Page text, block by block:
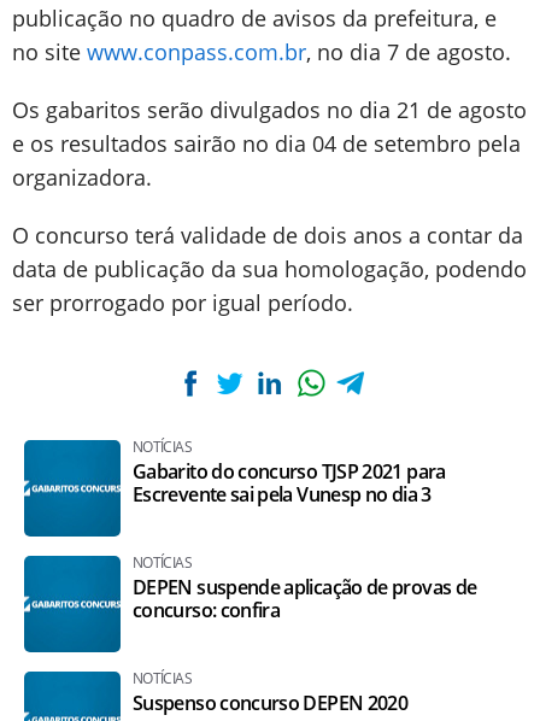
publicação no quadro de avisos da prefeitura, e
no site www.conpass.com.br, no dia 7 de agosto.
Os gabaritos serão divulgados no dia 21 de agosto
e os resultados sairão no dia 04 de setembro pela
organizadora.
O concurso terá validade de dois anos a contar da
data de publicação da sua homologação, podendo
ser prorrogado por igual período.
NOTÍCIAS
Gabarito do concurso TJSP 2021 para
Escrevente sai pela Vunesp no dia 3
NOTÍCIAS
DEPEN suspende aplicação de provas de
concurso: confira
NOTÍCIAS
Suspenso concurso DEPEN 2020